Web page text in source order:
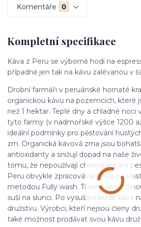
Komentáře 0
Kompletní specifikace
Káva z Peru se výborně hodí na
případně jen tak na kávu zalévanou v
Drobní farmáři v peruánské hornaté
organickou kávu na pozemcích, které
než 1 hektar. Teplé dny a chladné noci
tyto farmy (v nadmořské výšce 1200
ideální podmínky pro pěstování
zrn. Organická kávová zrna jsou
antioxidanty a snižují dopad na naše
tomu, že nepoužívají chemikálie ani
Peru obvykle zpracovávají kávu na
metodou Fully wash. Třešně se
suší na slunci. Po vysušení bude káva
družstvu. Výrobci, kteří nejsou členy
také možnost prodávat svou kávu